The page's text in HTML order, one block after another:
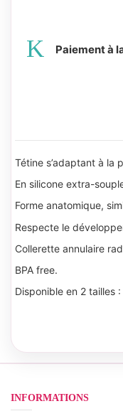
Paiement à
Tétine s’adaptant à la
En silicone extra-
Forme anatomique,
Respecte le
Collerette annulaire
BPA free.
Disponible en 2 tailles
INFORMATIONS